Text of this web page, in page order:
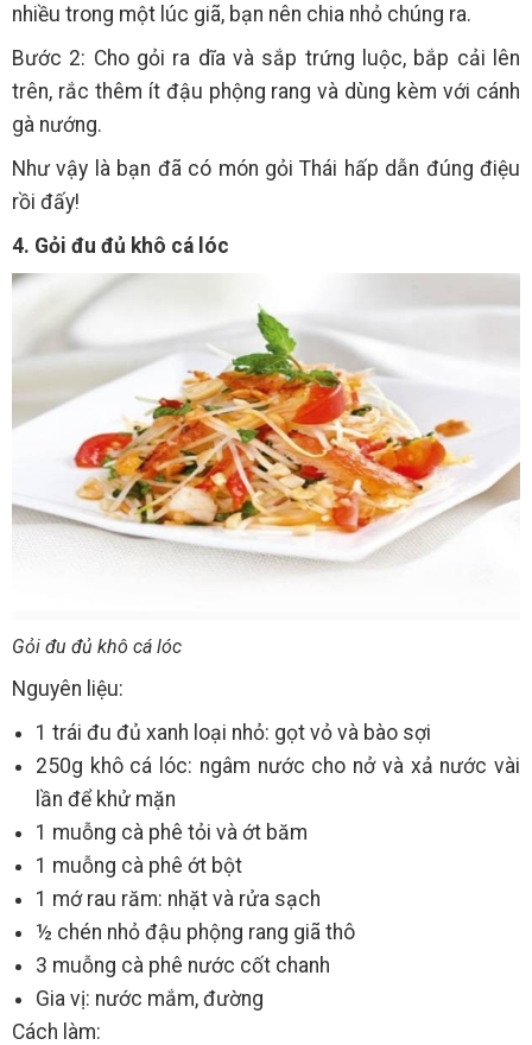
nhiều trong một lúc giã, bạn nên chia nhỏ chúng ra.
Bước 2: Cho gỏi ra dĩa và sắp trứng luộc, bắp cải lên
trên, rắc thêm ít đậu phộng rang và dùng kèm với cánh
gà nướng.
Như vậy là bạn đã có món gỏi Thái hấp dẫn đúng điệu
rồi đấy!
4. Gỏi đu đủ khô cá lóc
Gỏi đu đủ khô cá lóc
Nguyên liệu:
1 trái đu đủ xanh loại nhỏ: gọt vỏ và bào sợi
250g khô cá lóc: ngâm nước cho nở và xả nước vài
lần để khử mặn
1 muỗng cà phê tỏi và ớt băm
1 muỗng cà phê ớt bột
1 mớ rau răm: nhặt và rửa sạch
½ chén nhỏ đậu phộng rang giã thô
3 muỗng cà phê nước cốt chanh
Gia vị: nước mắm, đường
Cách làm: